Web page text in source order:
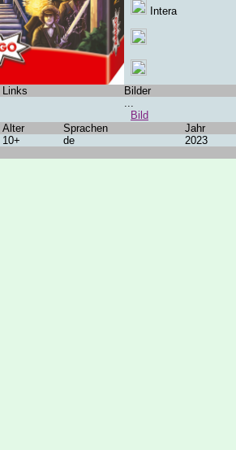
Intera
Links
Bilder
...
Bild
Alter Sprachen
Jahr
10+ de
2023